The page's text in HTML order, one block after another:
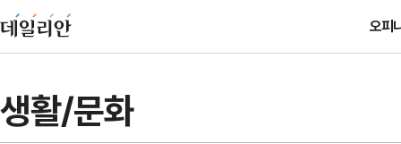
오피
생활/문화